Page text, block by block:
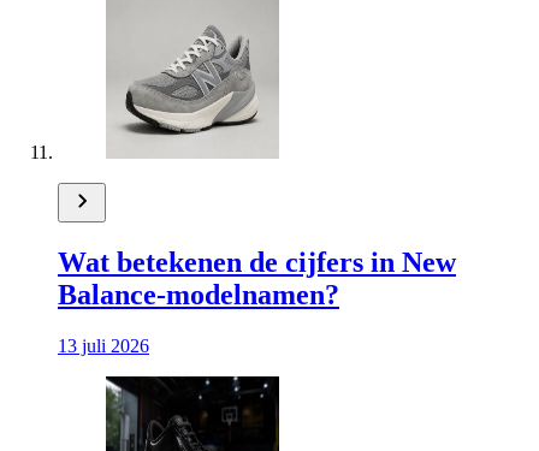
Wat betekenen de cijfers in New
Balance-modelnamen?
13 juli 2026